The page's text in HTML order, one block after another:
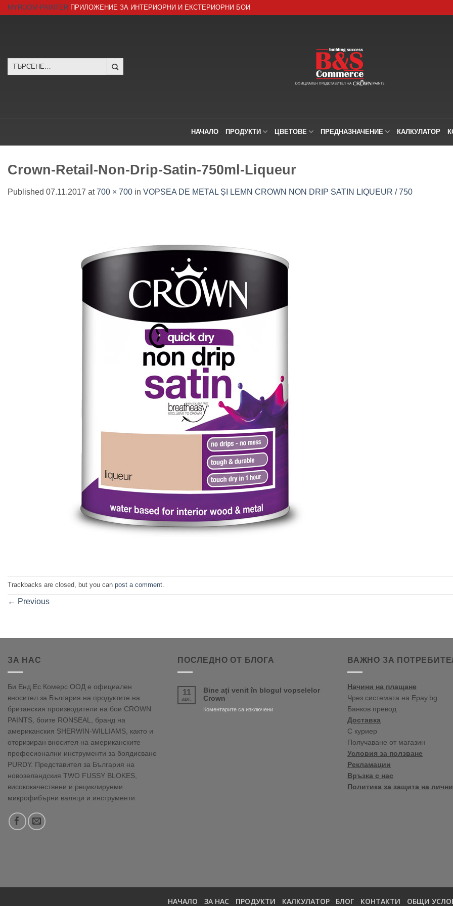
SkipMYROOM-PAINTER ПРИЛОЖЕНИЕ ЗА ИНТЕРИОРНИ И ЕКСТЕРИОРНИ БОИ
Търсене
НАЧАЛО ПРОДУКТИ ЦВЕТОВЕ ПРЕДНАЗНАЧЕНИЕ КАЛКУЛАТОР
Crown-Retail-Non-Drip-Satin-750ml-Liqueur
Published 07.11.2017 at700 × 700 in VOPSEA DE METAL ȘI LEMN CROWN NON DRIP SATIN LIQUEUR / 750
Trackbacks are closed, but you can post a comment
← Previous
ЗА НАС
Би Енд Ес Комерс ООД е официален
вносител за България на продуктите на
британския производители на бои CROWN
PAINTS, боите RONSEAL, бранд на
американския SHERWIN-WILLIAMS, както и
оторизиран вносител на американските
професионални инструменти за боядисване
PURDY. Представител за България на
новозеландския TWO FUSSY BLOKES,
висококачествени и рециклируеми
микрофибърни валяци и инструменти.
ПОСЛЕДНО ОТ БЛОГА
11
авг.
Bine ați venit în blogul vopselelor
Crown
Коментарите са изключениза
ВАЖНО ЗА
Начини на плащане
Чрез системата на Epay.bg
Банков превод
Доставка
С куриер
Получаване от магазин
Условия за ползване
Рекламации
Връзка с нас
Политика за защита на
НАЧАЛО ЗА НАС ПРОДУКТИ КАЛКУЛАТОР БЛОГ КОНТАКТИ ОБЩИ